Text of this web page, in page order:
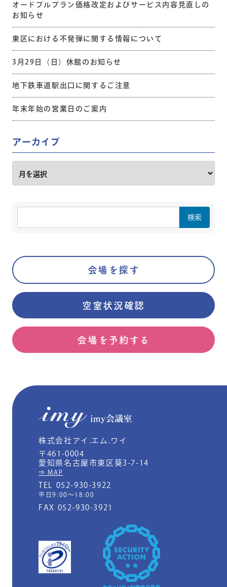
オードブルプラン価格改定およびサービス内容見直しの
お知らせ
東区における不発弾に関する情報について
3月29日（日）休館のお知らせ
地下鉄車道駅出口に関するご注意
年末年始の営業日のご案内
アーカイブ
会場を探す
空室状況確認
会場を予約する
株式会社アイ.エム.ワイ
〒461-0004
愛知県名古屋市東区葵3-7-14
⇒ MAP
TEL 052-930-3922
平日9:00～18:00
FAX 052-930-3921